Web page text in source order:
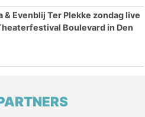
& Evenblij Ter Plekke zondag live
Boulevard in Den